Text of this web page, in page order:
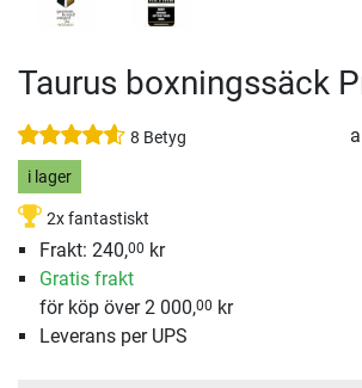
Taurus boxningssäck
8 Betyg
i lager
2x fantastiskt
Frakt: 240,00 kr
Gratis frakt
för köp över 2 000,00 kr
Leverans per UPS